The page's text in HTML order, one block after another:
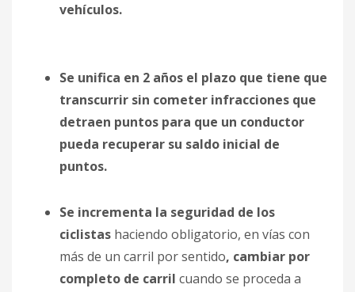
vehículos.
Se unifica en 2 años el plazo que tiene que
transcurrir sin cometer infracciones que
detraen puntos para que un conductor
pueda recuperar su saldo inicial de
puntos.
Se incrementa la seguridad de los
ciclistas haciendo obligatorio, en vías con
más de un carril por sentido, cambiar por
completo de carril cuando se proceda a